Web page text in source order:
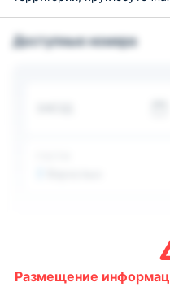
кроватями и видом на
Доступные номера
Размещение